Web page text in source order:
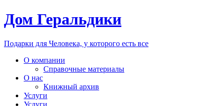
Дом Геральдики
Подарки для Человека, у которого есть все
О компании
Справочные материалы
О нас
Книжный архив
Услуги
Услуги